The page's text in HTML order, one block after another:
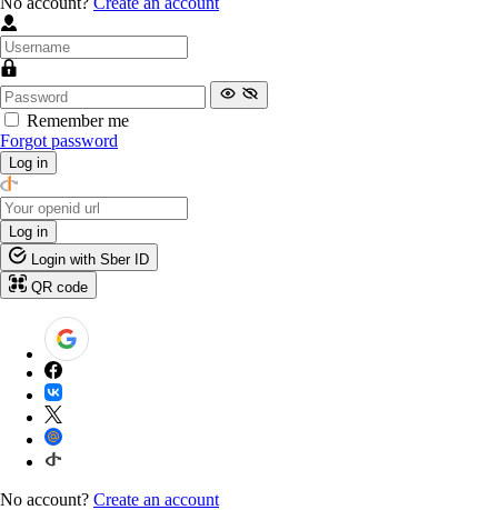
Remember me
Forgot password
Log in
Log in
Login with Sber ID
QR code
No account? Create an account